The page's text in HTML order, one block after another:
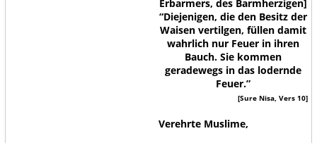
Erbarmers, des Barmherzigen]
“Diejenigen, die den Besitz der
Waisen vertilgen, füllen damit
wahrlich nur Feuer in ihren
Bauch. Sie kommen
geradewegs in das lodernde
Feuer.”
[Sure Nisa, Vers 10]
Verehrte Muslime,